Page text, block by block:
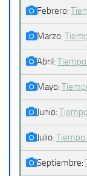
Febrero:
Marzo:
Abril:
Mayo:
Junio:
Julio: Tiempo
Septiembre: